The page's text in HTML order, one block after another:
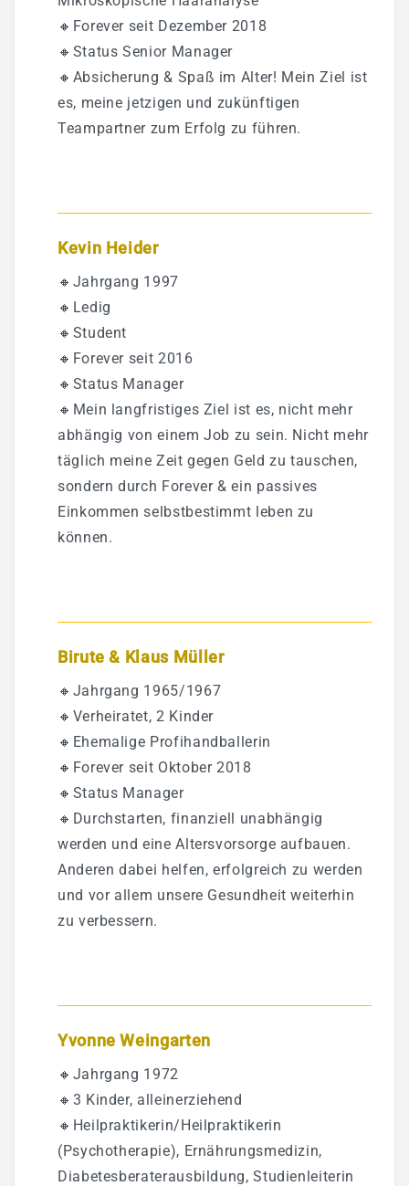
🔸Forever seit Dezember 2018
🔸Status Senior Manager
🔸Absicherung & Spaß im Alter! Mein Ziel ist
es, meine jetzigen und zukünftigen
Teampartner zum Erfolg zu führen.
Kevin Heider
🔸Jahrgang 1997
🔸Ledig
🔸Student
🔸Forever seit 2016
🔸Status Manager
🔸Mein langfristiges Ziel ist es, nicht mehr
abhängig von einem Job zu sein. Nicht mehr
täglich meine Zeit gegen Geld zu tauschen,
sondern durch Forever & ein passives
Einkommen selbstbestimmt leben zu
können.
Birute & Klaus Müller
🔸Jahrgang 1965/1967
🔸Verheiratet, 2 Kinder
🔸Ehemalige Profihandballerin
🔸Forever seit Oktober 2018
🔸Status Manager
🔸Durchstarten, finanziell unabhängig
werden und eine Altersvorsorge aufbauen.
Anderen dabei helfen, erfolgreich zu werden
und vor allem unsere Gesundheit weiterhin
zu verbessern.
Yvonne Weingarten
🔸Jahrgang 1972
🔸3 Kinder, alleinerziehend
🔸Heilpraktikerin/Heilpraktikerin
(Psychotherapie), Ernährungsmedizin,
Diabetesberaterausbildung, Studienleiterin